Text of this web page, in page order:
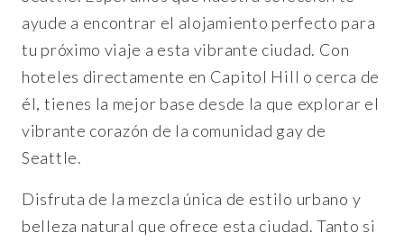
ayude a encontrar el alojamiento perfecto para
tu próximo viaje a esta vibrante ciudad. Con
hoteles directamente en Capitol Hill o cerca de
él, tienes la mejor base desde la que explorar el
vibrante corazón de la comunidad gay de
Seattle.
Disfruta de la mezcla única de estilo urbano y
belleza natural que ofrece esta ciudad. Tanto si